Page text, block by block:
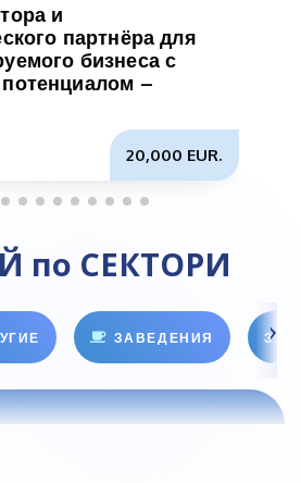
и
партнёра для
бизнеса с
–
20,000 EUR.
по СЕКТОРИ
ЗАВЕДЕНИЯ